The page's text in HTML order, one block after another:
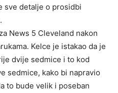
sve detalje o prosidbi
News 5 Cleveland nakon
Kelce je istakao da je
dvije sedmice i to kod
sedmice, kako bi napravio
to bude velik i poseban